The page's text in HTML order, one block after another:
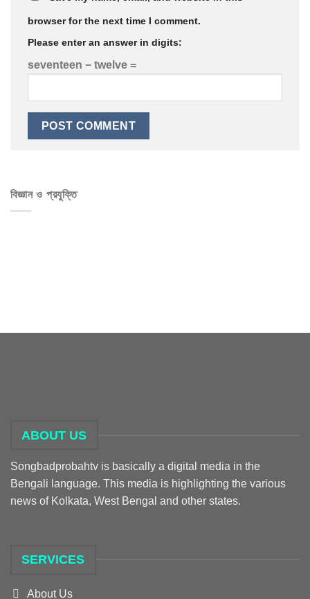
browser for the next time I comment.
Please enter an answer in digits:
seventeen − twelve =
বিজ্ঞান ও প্রযুক্তি
ABOUT US
Songbadprobahtv is basically a digital media in the
Bengali language. This media is highlighting the various
news of Kolkata, West Bengal and other states.
SERVICES
About Us